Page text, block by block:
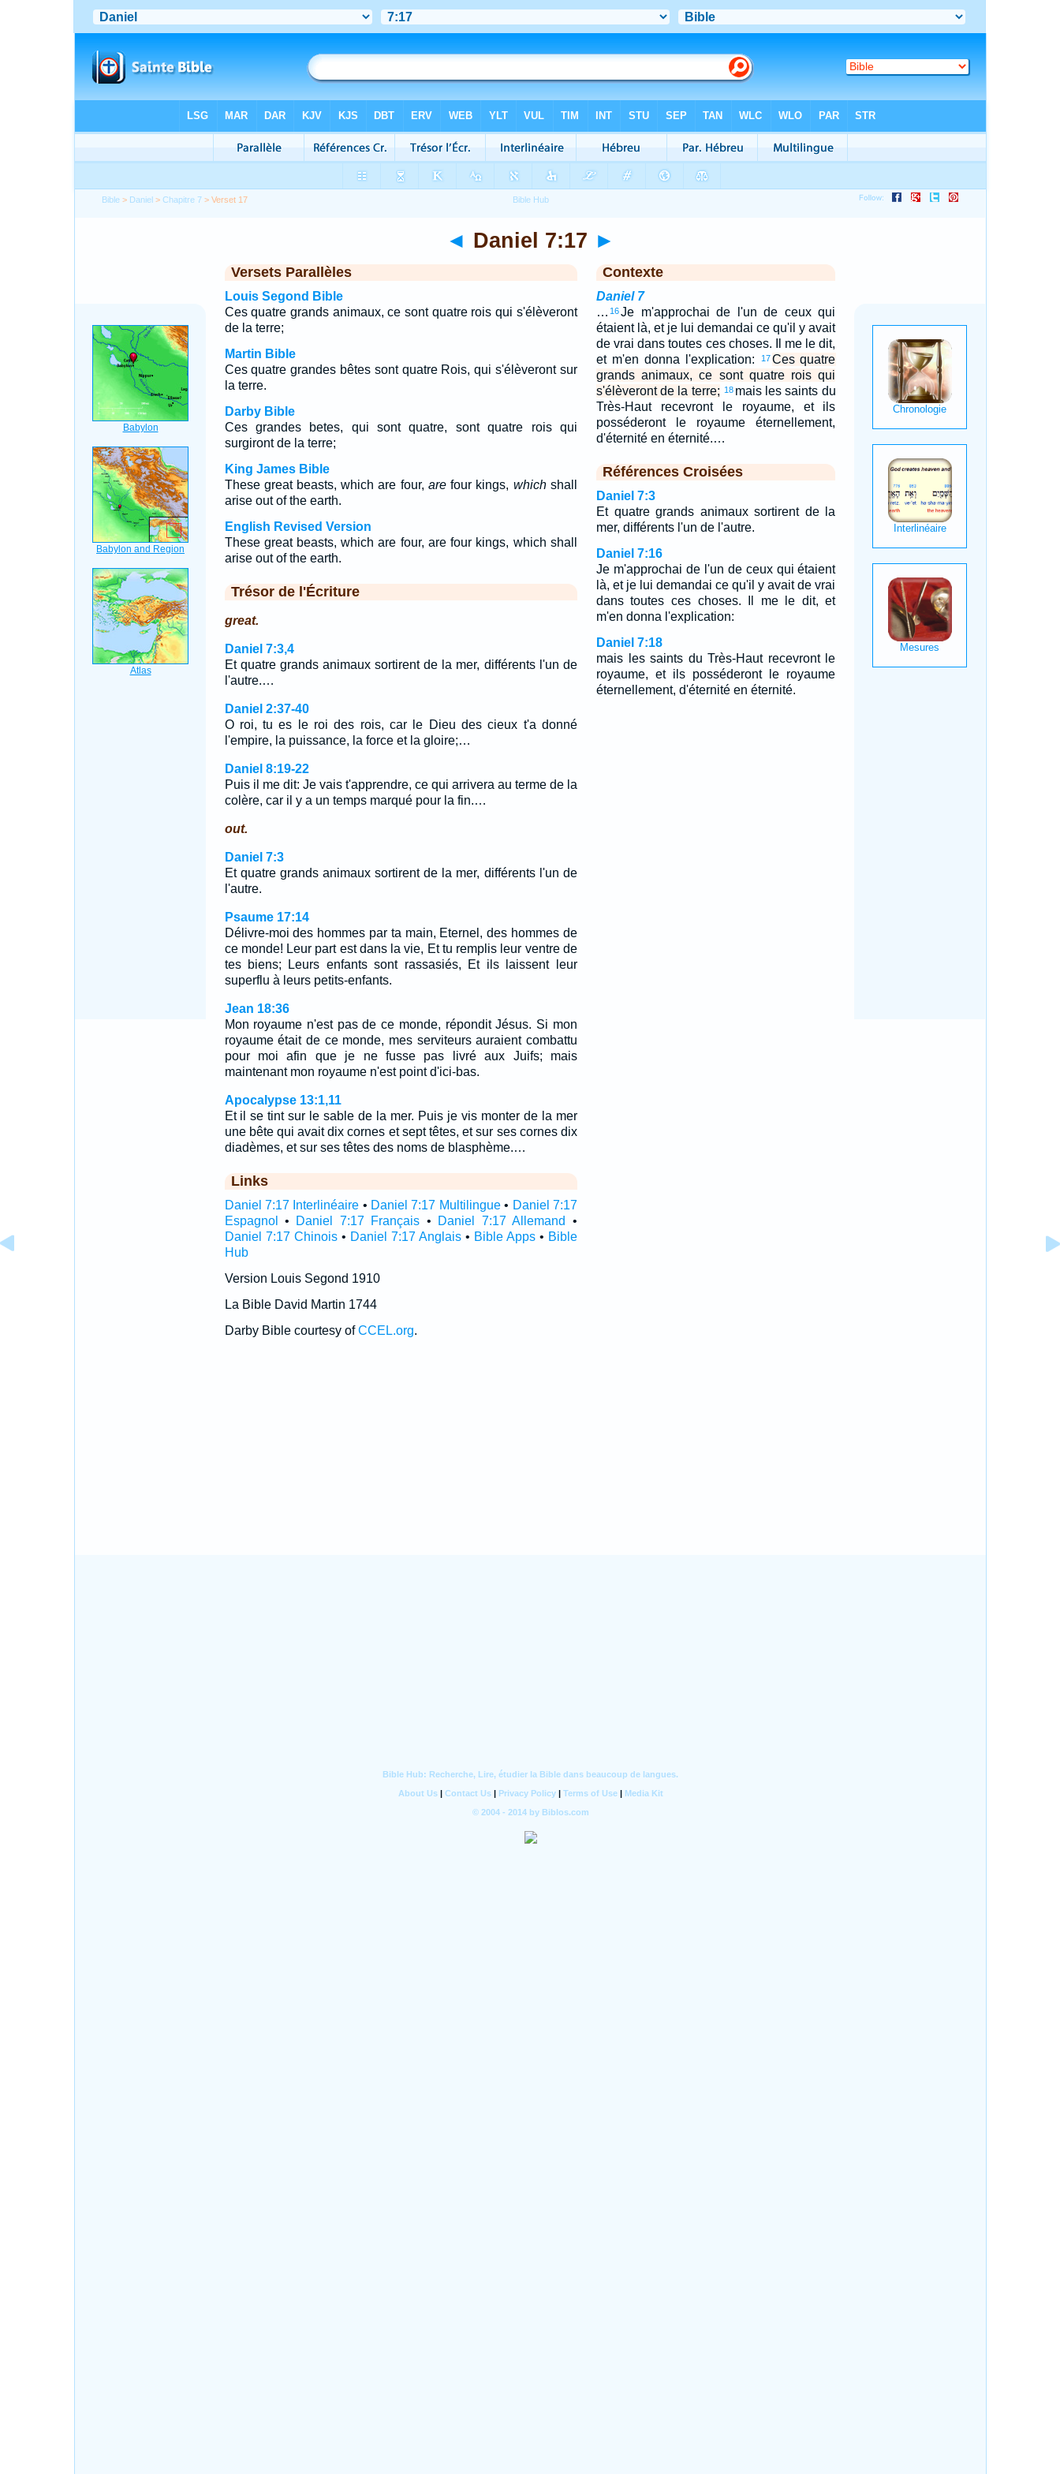
Bible > Daniel >Chapitre 7 > Verset 17
◄ Daniel 7:17 ►
Versets Parallèles
Louis Segond Bible
Ces quatre grands animaux, ce sont quatre rois qui s'élèveront
de la terre;
Martin Bible
Ces quatre grandes bêtes sont quatre Rois, qui s'élèveront sur
la terre.
Darby Bible
Ces grandes betes, qui sont quatre, sont quatre rois qui
surgiront de la terre;
King James Bible
These great beasts, which are four, arefour kings, whichshall
arise out of the earth.
English Revised Version
These great beasts, which are four, are four kings, which shall
arise out of the earth.
Trésor de l'Écriture
great.
Daniel 7:3,4
Et quatre grands animaux sortirent de la mer, différents l'un de
l'autre.…
Daniel 2:37-40
O roi, tu es le roi des rois, car le Dieu des cieux t'a donné
l'empire, la puissance, la force et la gloire;…
Daniel 8:19-22
Puis il me dit: Je vais t'apprendre, ce qui arrivera au terme de la
colère, car il y a un temps marqué pour la fin.…
out.
Daniel 7:3
Et quatre grands animaux sortirent de la mer, différents l'un de
l'autre.
Psaume 17:14
Délivre-moi des hommes par ta main, Eternel, des hommes de
ce monde! Leur part est dans la vie, Et tu remplis leur ventre de
tes biens; Leurs enfants sont rassasiés, Et ils laissent leur
superflu à leurs petits-enfants.
Jean 18:36
Mon royaume n'est pas de ce monde, répondit Jésus. Si mon
royaume était de ce monde, mes serviteurs auraient combattu
pour moi afin que je ne fusse pas livré aux Juifs; mais
maintenant mon royaume n'est point d'ici-bas.
Apocalypse 13:1,11
Et il se tint sur le sable de la mer. Puis je vis monter de la mer
une bête qui avait dix cornes et sept têtes, et sur ses cornes dix
diadèmes, et sur ses têtes des noms de blasphème.…
Links
Daniel 7:17 Interlinéaire • Daniel 7:17 Multilingue• Daniel 7:17
Espagnol
• Daniel 7:17 Français • Daniel 7:17 Allemand
•
Daniel 7:17 Chinois• Daniel 7:17 Anglais• Bible Apps• Bible
Hub
Version Louis Segond 1910
La Bible David Martin 1744
Darby Bible courtesy ofCCEL.org.
Contexte
Daniel 7
… 16Je m'approchai de l'un de ceux qui
étaient là, et je lui demandai ce qu'il y avait
de vrai dans toutes ces choses. Il me le dit,
et m'en donna l'explication:
17 Ces quatre
grands animaux, ce sont quatre rois qui
s'élèveront de la terre; 18 mais les saints du
Très-Haut recevront le royaume, et ils
posséderont le royaume éternellement,
d'éternité en éternité.…
Références Croisées
Daniel 7:3
Et quatre grands animaux sortirent de la
mer, différents l'un de l'autre.
Daniel 7:16
Je m'approchai de l'un de ceux qui étaient
là, et je lui demandai ce qu'il y avait de vrai
dans toutes ces choses. Il me le dit, et
m'en donna l'explication:
Daniel 7:18
mais les saints du Très-Haut recevront le
royaume, et ils posséderont le royaume
éternellement, d'éternité en éternité.